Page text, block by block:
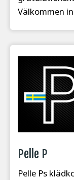
Välkommen
Pelle P
Pelle Ps